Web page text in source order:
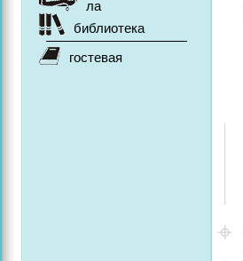
ла
библиотека
гостевая